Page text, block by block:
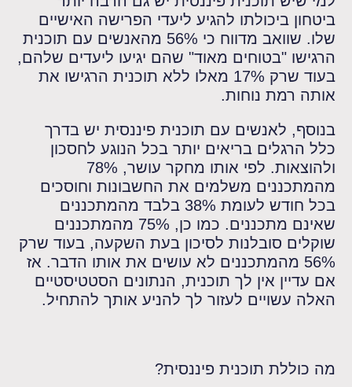
ביטחון ביכולתו להגיע ליעדי הפרישה האישיים
שלו. שוואב מדווח כי 56% מהאנשים עם תוכנית
הרגישו "בטוחים מאוד" שהם יגיעו ליעדים שלהם,
בעוד שרק 17% מאלו ללא תוכנית הרגישו את
אותה רמת נוחות.
בנוסף, לאנשים עם תוכנית פיננסית יש בדרך
כלל הרגלים בריאים יותר בכל הנוגע לחסכון
ולהוצאות. לפי אותו מחקר עושר, 78%
מהמתכננים משלמים את החשבונות וחוסכים
בכל חודש לעומת 38% בלבד מהמתכננים
שאינם מתכננים. כמו כן, 75% מהמתכננים
שוקלים סובלנות לסיכון בעת השקעה, בעוד שרק
56% מהמתכננים לא עושים את אותו הדבר. אז
אם עדיין אין לך תוכנית, הנתונים הסטטיסטיים
האלה עשויים לעזור לך להניע אותך להתחיל.
מה כוללת תוכנית פיננסית?